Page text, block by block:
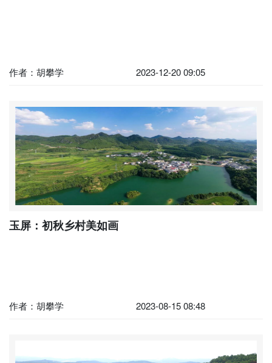
作者：胡攀学 2023-12-20 09:05
玉屏：初秋乡村美如画
作者：胡攀学 2023-08-15 08:48